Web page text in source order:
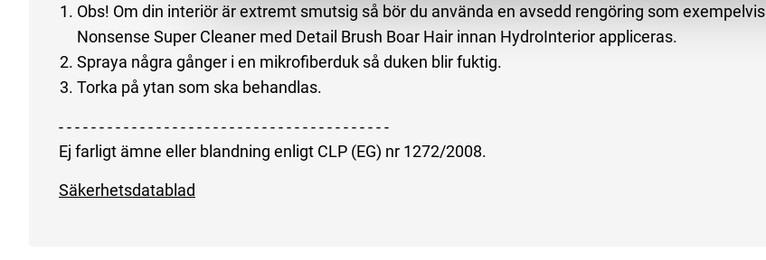
Obs! Om din interiör är extremt smutsig så bör du använda en avsedd rengöring som exempelvis
Nonsense Super Cleaner med Detail Brush Boar Hair innan HydroInterior appliceras.
Spraya några gånger i en mikrofiberduk så duken blir fuktig.
Torka på ytan som ska behandlas.
- - - - - - - - - - - - - - - - - - - - - - - - - - - - - - - - - - - - - - - - -
Ej farligt ämne eller blandning enligt CLP (EG) nr 1272/2008.
Säkerhetsdatablad